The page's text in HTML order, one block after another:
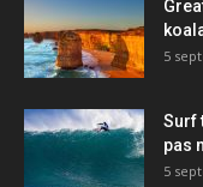
5
Surf
pas
5